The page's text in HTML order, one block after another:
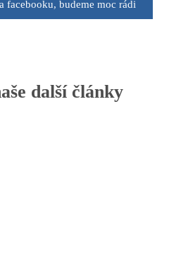
facebooku, budeme moc rádi
další články